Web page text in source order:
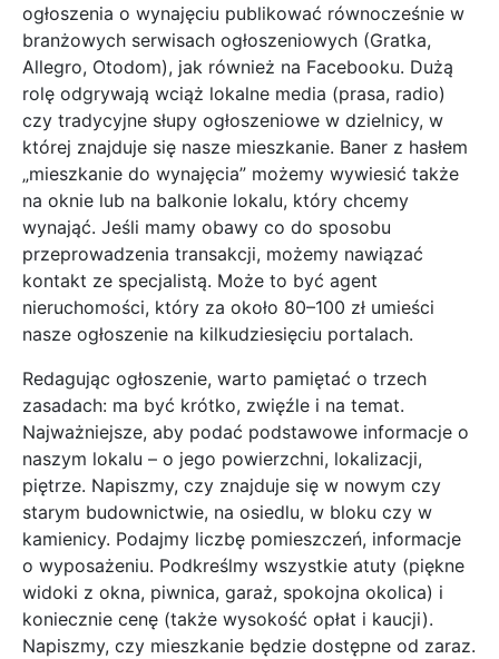
ogłoszenia o wynajęciu publikować równocześnie w
branżowych serwisach ogłoszeniowych (Gratka,
Allegro, Otodom), jak również na Facebooku. Dużą
rolę odgrywają wciąż lokalne media (prasa, radio)
czy tradycyjne słupy ogłoszeniowe w dzielnicy, w
której znajduje się nasze mieszkanie. Baner z hasłem
„mieszkanie do wynajęcia” możemy wywiesić także
na oknie lub na balkonie lokalu, który chcemy
wynająć. Jeśli mamy obawy co do sposobu
przeprowadzenia transakcji, możemy nawiązać
kontakt ze specjalistą. Może to być agent
nieruchomości, który za około 80–100 zł umieści
nasze ogłoszenie na kilkudziesięciu portalach.
Redagując ogłoszenie, warto pamiętać o trzech
zasadach: ma być krótko, zwięźle i na temat.
Najważniejsze, aby podać podstawowe informacje o
naszym lokalu – o jego powierzchni, lokalizacji,
piętrze. Napiszmy, czy znajduje się w nowym czy
starym budownictwie, na osiedlu, w bloku czy w
kamienicy. Podajmy liczbę pomieszczeń, informacje
o wyposażeniu. Podkreślmy wszystkie atuty (piękne
widoki z okna, piwnica, garaż, spokojna okolica) i
koniecznie cenę (także wysokość opłat i kaucji).
Napiszmy, czy mieszkanie będzie dostępne od zaraz.